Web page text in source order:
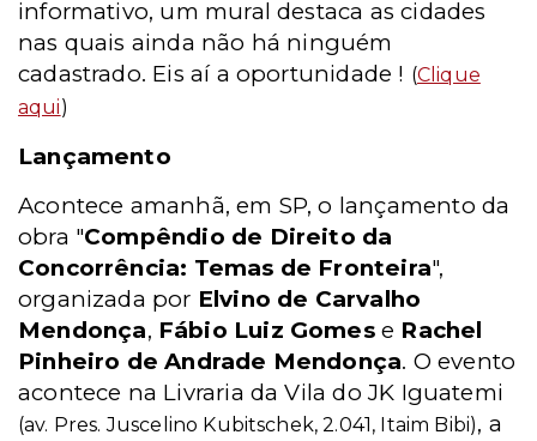
informativo, um mural destaca as cidades
nas quais ainda não há ninguém
cadastrado. Eis aí a oportunidade ! (Clique
aqui)
Lançamento
Acontece amanhã, em SP, o lançamento da
obra "Compêndio de Direito da
Concorrência: Temas de Fronteira",
organizada por Elvino de Carvalho
Mendonça, Fábio Luiz Gomese Rachel
Pinheiro de Andrade Mendonça. O evento
acontece na Livraria da Vila do JK Iguatemi
(av. Pres. Juscelino Kubitschek, 2.041, Itaim Bibi), a